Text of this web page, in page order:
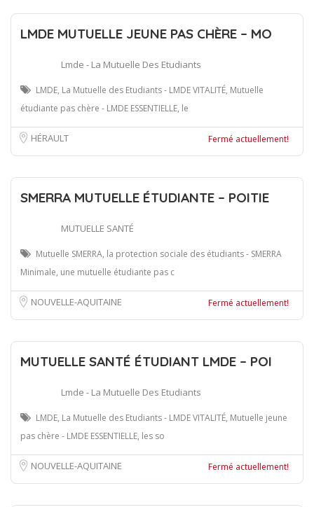
LMDE MUTUELLE JEUNE PAS CHÈRE – MO
Lmde - La Mutuelle Des Etudiants
LMDE, La Mutuelle des Etudiants - LMDE VITALITÉ, Mutuelle
étudiante pas chère - LMDE ESSENTIELLE, le
HÉRAULT Fermé actuellement!
SMERRA MUTUELLE ÉTUDIANTE – POITIE
MUTUELLE SANTÉ
Mutuelle SMERRA, la protection sociale des étudiants - SMERRA
Minimale, une mutuelle étudiante pas c
NOUVELLE-AQUITAINE Fermé actuellement!
MUTUELLE SANTÉ ÉTUDIANT LMDE – POI
Lmde - La Mutuelle Des Etudiants
LMDE, La Mutuelle des Etudiants - LMDE VITALITÉ, Mutuelle jeune
pas chère - LMDE ESSENTIELLE, les so
NOUVELLE-AQUITAINE Fermé actuellement!